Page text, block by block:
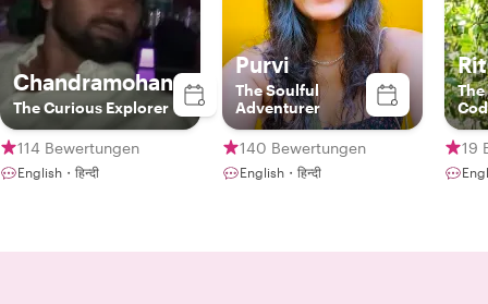
Chandramohan
The Curious Explorer
114 Bewertungen
English・हिन्दी
Purvi
The Soulful
Adventurer
140 Bewertungen
English・हिन्दी
The
19